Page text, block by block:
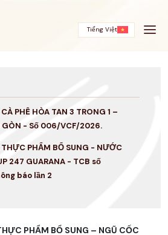
Tiếng Việt
PHÊ HÒA TAN 3 TRONG 1 –
GÒN - Số 006/VCF/2026.
PHẨM BỔ SUNG - NƯỚC
247 GUARANA - TCB số
báo lần 2
PHẨM BỔ SUNG – NGŨ CỐC